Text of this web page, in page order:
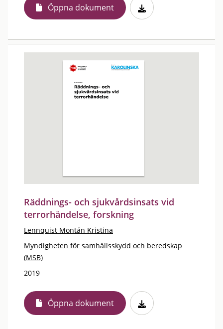
Öppna dokument
Räddnings- och sjukvårdsinsats vid
terrorhändelse, forskning
Lennquist Montán Kristina
Myndigheten för samhällsskydd och beredskap
(MSB)
2019
Öppna dokument